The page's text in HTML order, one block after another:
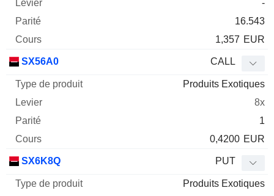
-
16.543
1,357 EUR
SX56A0 CALL
Produits Exotiques
8x
1
0,4200 EUR
SX6K8Q PUT
Produits Exotiques